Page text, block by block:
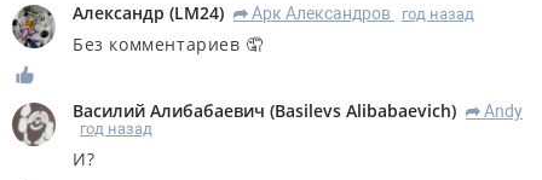
Александр (LM24) R Арк Александров год назад
Без комментариев 🤦
Василий Алибабаевич (Basilevs Alibabaevich) R Andy
год назад
И?